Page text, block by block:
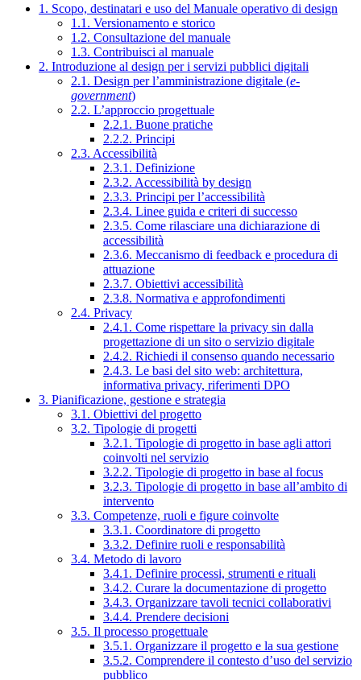
1. Scopo, destinatari e uso del Manuale operativo di design
1.1. Versionamento e storico
1.2. Consultazione del manuale
1.3. Contribuisci al manuale
2. Introduzione al design per i servizi pubblici digitali
2.1. Design per l’amministrazione digitale (e-
government)
2.2. L’approccio progettuale
2.2.1. Buone pratiche
2.2.2. Principi
2.3. Accessibilità
2.3.1. Definizione
2.3.2. Accessibilità by design
2.3.3. Principi per l’accessibilità
2.3.4. Linee guida e criteri di successo
2.3.5. Come rilasciare una dichiarazione di
accessibilità
2.3.6. Meccanismo di feedback e procedura di
attuazione
2.3.7. Obiettivi accessibilità
2.3.8. Normativa e approfondimenti
2.4. Privacy
2.4.1. Come rispettare la privacy sin dalla
progettazione di un sito o servizio digitale
2.4.2. Richiedi il consenso quando necessario
2.4.3. Le basi del sito web: architettura,
informativa privacy, riferimenti DPO
3. Pianificazione, gestione e strategia
3.1. Obiettivi del progetto
3.2. Tipologie di progetti
3.2.1. Tipologie di progetto in base agli attori
coinvolti nel servizio
3.2.2. Tipologie di progetto in base al focus
3.2.3. Tipologie di progetto in base all’ambito di
intervento
3.3. Competenze, ruoli e figure coinvolte
3.3.1. Coordinatore di progetto
3.3.2. Definire ruoli e responsabilità
3.4. Metodo di lavoro
3.4.1. Definire processi, strumenti e rituali
3.4.2. Curare la documentazione di progetto
3.4.3. Organizzare tavoli tecnici collaborativi
3.4.4. Prendere decisioni
3.5. Il processo progettuale
3.5.1. Organizzare il progetto e la sua gestione
3.5.2. Comprendere il contesto d’uso del servizio
pubblico